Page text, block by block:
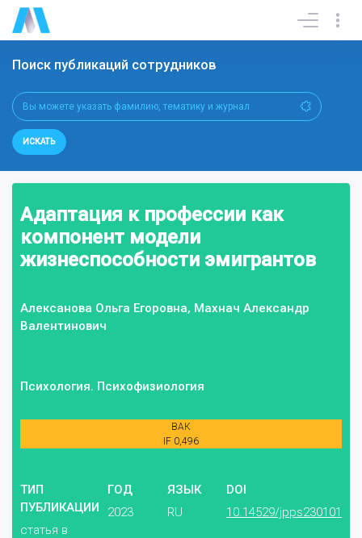
Поиск публикаций сотрудников
ИСКАТЬ
Адаптация к профессии как
компонент модели
жизнеспособности эмигрантов
Алексанова Ольга Егоровна, Махнач Александр
Валентинович
Психология. Психофизиология
ВАК
IF 0,496
ТИП
ПУБЛИКАЦИИ
статья в
ГОД
2023
ЯЗЫК
RU
DOI
10.14529/jpps230101